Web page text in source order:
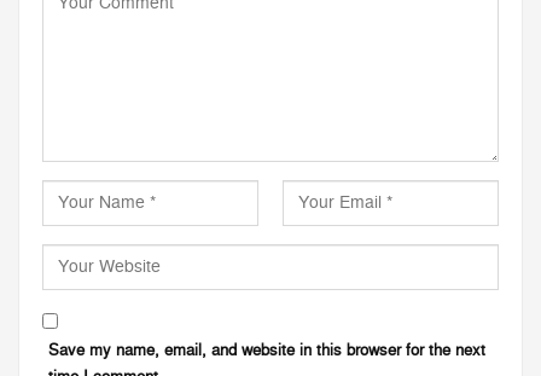
Save my name, email, and website in this browser for the next